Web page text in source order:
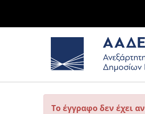
Το έγγραφο δεν έχει